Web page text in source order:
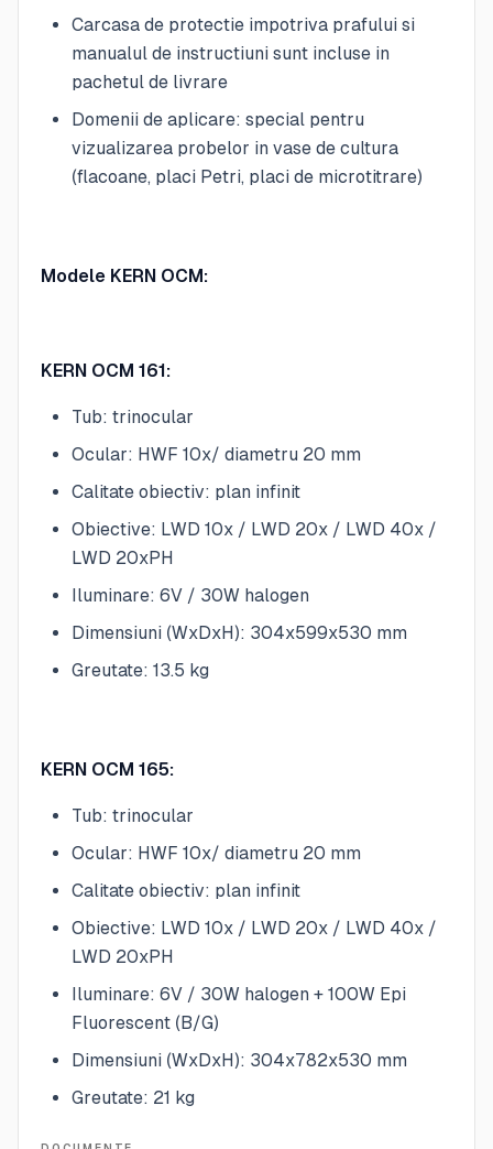
Carcasa de protectie impotriva prafului si
manualul de instructiuni sunt incluse in
pachetul de livrare
Domenii de aplicare: special pentru
vizualizarea probelor in vase de cultura
(flacoane, placi Petri, placi de microtitrare)
Modele KERN OCM:
KERN OCM 161:
Tub: trinocular
Ocular: HWF 10x/ diametru 20 mm
Calitate obiectiv: plan infinit
Obiective: LWD 10x / LWD 20x / LWD 40x /
LWD 20xPH
Iluminare: 6V / 30W halogen
Dimensiuni (WxDxH): 304x599x530 mm
Greutate: 13.5 kg
KERN OCM 165:
Tub: trinocular
Ocular: HWF 10x/ diametru 20 mm
Calitate obiectiv: plan infinit
Obiective: LWD 10x / LWD 20x / LWD 40x /
LWD 20xPH
Iluminare: 6V / 30W halogen + 100W Epi
Fluorescent (B/G)
Dimensiuni (WxDxH): 304x782x530 mm
Greutate: 21 kg